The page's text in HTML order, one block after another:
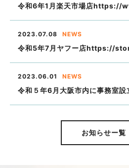
令和6年1月楽天市場店https://
2023.07.08 NEWS
令和5年7月ヤフー店https://
2023.06.01 NEWS
令和５年6月大阪市内に事務室設
お知らせー覧